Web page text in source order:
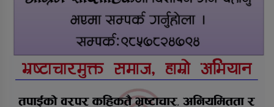
दाङमा आफ्नै भाइ बुहारी करणीको
आरोपमा जेठाजु विरुद्ध मुद्दा दायर
रोल्पामा खोलाले बगाउँदा एक वृद्धको